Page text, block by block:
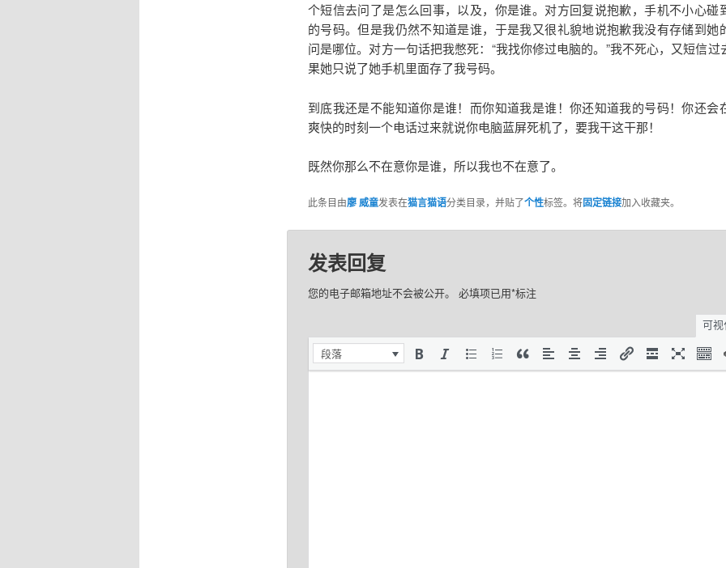
个短信去问了是怎么回事，以及，你是谁。对方回复说抱歉，手机不小心碰
的号码。但是我仍然不知道是谁，于是我又很礼貌地说抱歉我没有存储到她
问是哪位。对方一句话把我憋死：“我找你修过电脑的。”我不死心，又短信过
果她只说了她手机里面存了我号码。
到底我还是不能知道你是谁！而你知道我是谁！你还知道我的号码！你还会
爽快的时刻一个电话过来就说你电脑蓝屏死机了，要我干这干那！
既然你那么不在意你是谁，所以我也不在意了。
此条目由廖 威童发表在猫言猫语分类目录，并贴了个性标签。将固定链接加入收藏夹。
发表回复
您的电子邮箱地址不会被公开。 必填项已用*标注
可视
段落